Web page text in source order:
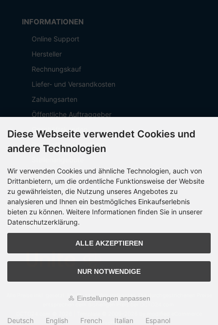
INFORMATIONEN
Online Support
Hersteller
Rechnungskauf
Liefer- und Versandkosten
Zahlungsarten
Öffentliche Auftraggeber
Geschäftskunden
Beschaffungsplattform
Über OCTO IT
Sitemap
PARTNER
Alle Preise inkl. gesetzl. MwSt. zzgl.Versandkosten
Shopsoftware
Diese Webseite verwendet Cookies und
andere Technologien
Wir verwenden Cookies und ähnliche Technologien, auch von
Drittanbietern, um die ordentliche Funktionsweise der Website
zu gewährleisten, die Nutzung unseres Angebotes zu
analysieren und Ihnen ein bestmögliches Einkaufserlebnis
bieten zu können. Weitere Informationen finden Sie in unserer
Datenschutzerklärung.
ALLE AKZEPTIEREN
NUR NOTWENDIGE
Einstellungen anpassen
Deutsch English French Italian Espanol